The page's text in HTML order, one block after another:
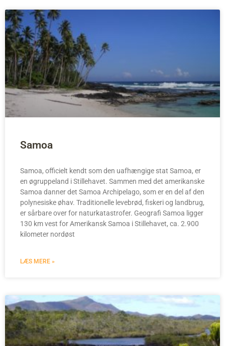
Samoa
Samoa, officielt kendt som den uafhængige stat Samoa, er
en øgruppeland i Stillehavet. Sammen med det amerikanske
Samoa danner det Samoa Archipelago, som er en del af den
polynesiske øhav. Traditionelle levebrød, fiskeri og landbrug,
er sårbare over for naturkatastrofer. Geografi Samoa ligger
130 km vest for Amerikansk Samoa i Stillehavet, ca. 2.900
kilometer nordøst
LÆS MERE »